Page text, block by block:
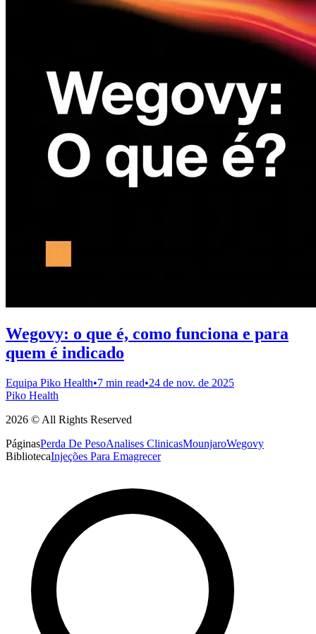
Wegovy: o que é, como funciona e para
quem é indicado
Equipa Piko Health•7 min read•24 de nov. de 2025
Piko Health
2026 © All Rights Reserved
PáginasPerda De PesoAnalises ClinicasMounjaroWegovy
BibliotecaInjeções Para Emagrecer